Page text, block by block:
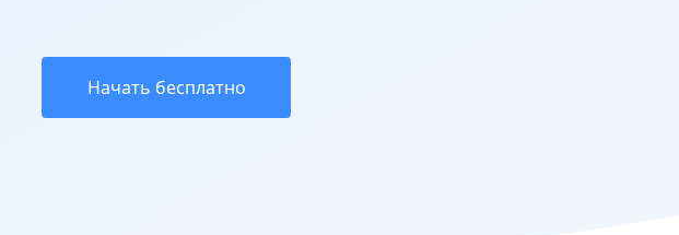
Начать бесплатно